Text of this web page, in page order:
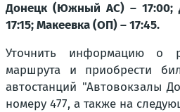
Донецк (Южный АС) – 17:00;
17:15; Макеевка (ОП) – 17:45.
Уточнить информацию о
маршрута и приобрести
автостанций "Автовокзалы
номеру 477, а также на